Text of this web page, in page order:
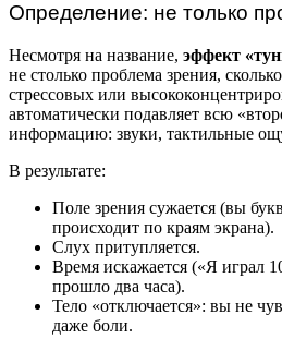
Определение: не только
Несмотря на название, эффект
не столько проблема зрения, сколько
стрессовых или
автоматически подавляет всю
информацию: звуки, тактильные
В результате:
Поле зрения сужается (вы
происходит по краям экрана).
Слух притупляется.
Время искажается («Я играл
прошло два часа).
Тело «отключается»: вы не
даже боли.